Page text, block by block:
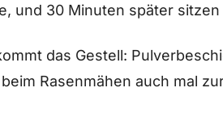
und 30 Minuten später
das Gestell:
Rasenmähen auch mal